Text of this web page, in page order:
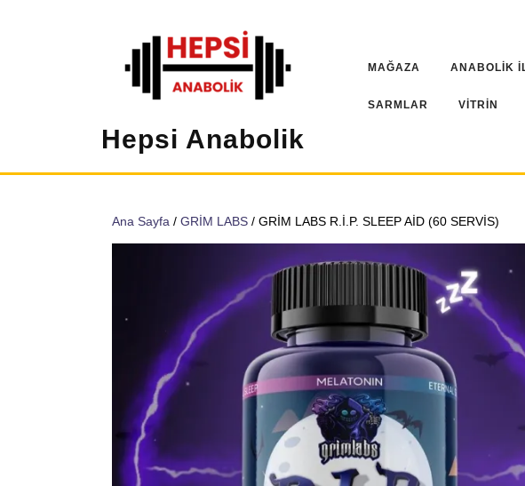
Hepsi Anabolik
MAĞAZA ANABOLİK
SARMLAR VİTRİN
Ana Sayfa / GRİM LABS / GRİM LABS R.İ.P. SLEEP AİD (60 SERVİS)